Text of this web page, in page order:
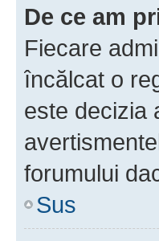
De ce am
Fiecare
încălcat o
este decizia
forumului
Sus